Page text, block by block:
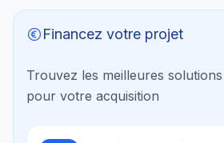
Financez votre projet
Trouvez les meilleures
pour votre acquisition